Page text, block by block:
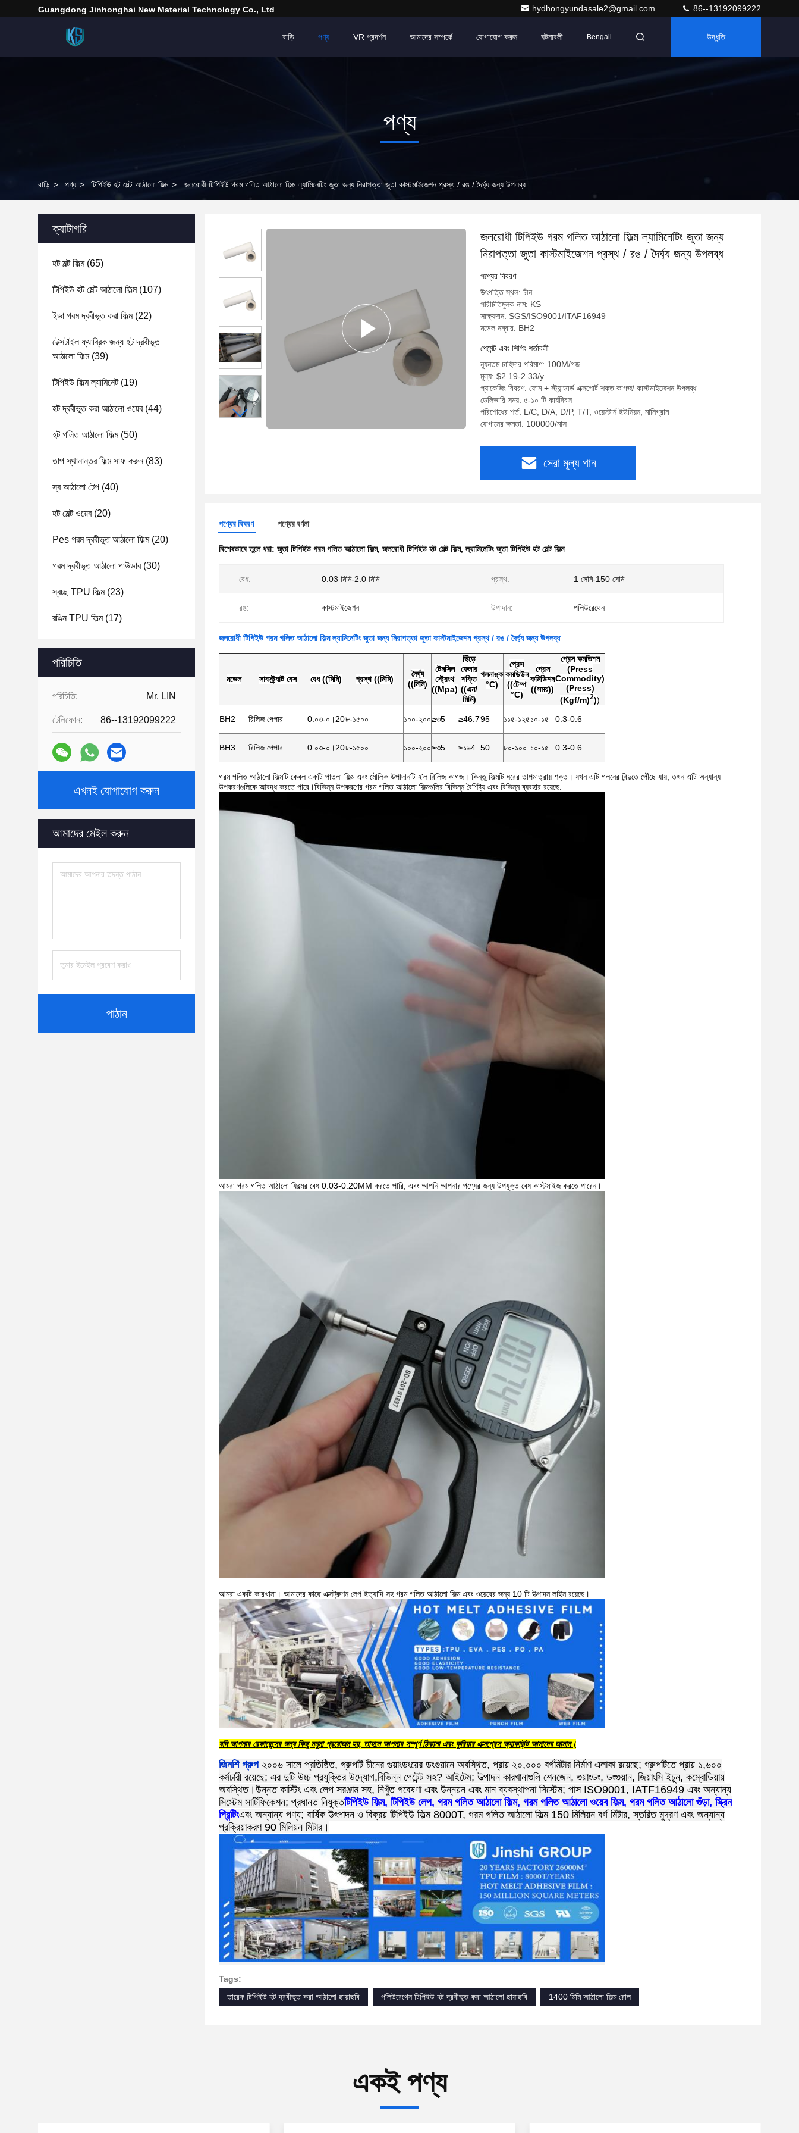
Guangdong Jinhonghai New Material Technology Co., Ltd hydhongyundasale2@gmail.com 86--13192099222
বাড়ি পণ্য VR প্রদর্শন আমাদের সম্পর্কে যোগাযোগ করুন ঘটনাবলী Bengali উদ্ধৃতি
পণ্য
বাড়ি > পণ্য > টিপিইউ হট মেল্ট আঠালো ফিল্ম > জলরোধী টিপিইউ গরম গলিত আঠালো ফিল্ম ল্যামিনেটিং জুতা জন্য নিরাপত্তা জুতা কাস্টমাইজেশন প্রস্থ / রঙ / দৈর্ঘ্য জন্য উপলব্ধ
ক্যাটাগরি
হট মল্ট ফিল্ম(65)
টিপিইউ হট মেল্ট আঠালো ফিল্ম(107)
ইভা গরম দ্রবীভূত করা ফিল্ম(22)
টেক্সটাইল ফ্যাব্রিক জন্য হট দ্রবীভূত
আঠালো ফিল্ম(39)
টিপিইউ ফিল্ম ল্যামিনেট(19)
হট দ্রবীভূত করা আঠালো ওয়েব(44)
হট গলিত আঠালো ফিল্ম(50)
তাপ স্থানান্তর ফিল্ম সাফ করুন(83)
স্ব আঠালো টেপ (40)
হট মেল্ট ওয়েব(20)
Pes গরম দ্রবীভূত আঠালো ফিল্ম(20)
গরম দ্রবীভূত আঠালো পাউডার(30)
স্বচ্ছ TPU ফিল্ম(23)
রঙিন TPU ফিল্ম(17)
পরিচিতি
পরিচিতি: Mr. LIN
টেলিফোন: 86--13192099222
এখনই যোগাযোগ করুন
আমাদের মেইল ​​করুন
পাঠান
জলরোধী টিপিইউ গরম গলিত আঠালো ফিল্ম ল্যামিনেটিং জুতা জন্য
নিরাপত্তা জুতা কাস্টমাইজেশন প্রস্থ / রঙ / দৈর্ঘ্য জন্য উপলব্ধ
পণ্যের বিবরণ
উৎপত্তি স্থল: চীন
পরিচিতিমুলক নাম: KS
সাক্ষ্যদান: SGS/ISO9001/ITAF16949
মডেল নম্বার: BH2
পেমেন্ট এবং শিপিং শর্তাবলী
ন্যূনতম চাহিদার পরিমাণ: 100M/গজ
মূল্য: $2.19-2.33/y
প্যাকেজিং বিবরণ: ফোম + স্ট্যান্ডার্ড এক্সপোর্ট শক্ত কাগজ/ কাস্টমাইজেশন উপলব্ধ
ডেলিভারি সময়: ৫-১০ টি কার্যদিবস
পরিশোধের শর্ত: L/C, D/A, D/P, T/T, ওয়েস্টার্ন ইউনিয়ন, মানিগ্রাম
যোগানের ক্ষমতা: 100000/মাস
সেরা মূল্য পান
পণ্যের বিবরণ পণ্যের বর্ণনা
বিশেষভাবে তুলে ধরা: জুতা টিপিইউ গরম গলিত আঠালো ফিল্ম, জলরোধী টিপিইউ হট মেল্ট ফিল্ম,ল্যামিনেটিং জুতা টিপিইউ হট মেল্ট ফিল্ম
বেধ: 0.03 মিমি-2.0 মিমি প্রস্থ: 1 সেমি-150 সেমি
রঙ: কাস্টমাইজেশন উপাদান: পলিউরেথেন
জলরোধী টিপিইউ গরম গলিত আঠালো ফিল্ম ল্যামিনেটিং জুতা জন্য নিরাপত্তা জুতা কাস্টমাইজেশন প্রস্থ / রঙ / দৈর্ঘ্য জন্য উপলব্ধ
মডেল সাবস্ট্র্যাট বেস বেধ ((মিমি) প্রস্থ ((মিমি)
দৈর্ঘ্য
((মিমি)
টেনসিল
স্ট্রেংথ
((Mpa)
ছিঁড়ে
ফেলার
শক্তি
((এন/
মিমি)
গলনাঙ্ক
°C)
প্রেস
কমডিউন
((টেম্প
°C)
প্রেস
কমিডিশন
((সময়))
প্রেস কমডিশন
(Press
Commodity)
(Press)
(Kgf/m)2))
BH2 রিলিজ পেপার 0.০৩-০।20৮-১৫০০ ১০০-২০০≥৩5 ≥46.795 ১১৫-১২৫১০-১৫ 0.3-0.6
BH3 রিলিজ পেপার 0.০৩-০।20৮-১৫০০ ১০০-২০০≥৩5 ≥১৬4 50 ৮০-১০০ ১০-১৫ 0.3-0.6
গরম গলিত আঠালো ফিল্মটি কেবল একটি পাতলা ফিল্ম এবং মৌলিক উপাদানটি হ'ল রিলিজ কাগজ। কিন্তু ফিল্মটি ঘরের তাপমাত্রায় শক্ত। যখন এটি গলনের বিন্দুতে পৌঁছে যায়, তখন এটি অন্যান্য
উপকরণগুলিকে আবদ্ধ করতে পারে।বিভিন্ন উপকরণের গরম গলিত আঠালো ফিল্মগুলির বিভিন্ন বৈশিষ্ট্য এবং বিভিন্ন ব্যবহার রয়েছে.
আমরা গরম গলিত আঠালো ফিল্মের বেধ 0.03-0.20MM করতে পারি, এবং আপনি আপনার পণ্যের জন্য উপযুক্ত বেধ কাস্টমাইজ করতে পারেন।
আমরা একটি কারখানা। আমাদের কাছে এক্সট্রুশন লেপ ইত্যাদি সহ গরম গলিত আঠালো ফিল্ম এবং ওয়েবের জন্য 10 টি উত্পাদন লাইন রয়েছে।
যদি আপনার রেফারেন্সের জন্য কিছু নমুনা প্রয়োজন হয়, তাহলে আপনার সম্পূর্ণ ঠিকানা এবং কুরিয়ার এক্সপ্রেস অ্যাকাউন্ট আমাদের জানান।
জিনশি গ্রুপ ২০০৬ সালে প্রতিষ্ঠিত, গ্রুপটি চীনের গুয়াংডংয়ের ডংগুয়ানে অবস্থিত, প্রায় ২০,০০০ বর্গমিটার নির্মাণ এলাকা রয়েছে; গ্রুপটিতে প্রায় ১,৬০০
কর্মচারী রয়েছে; এর দুটি উচ্চ প্রযুক্তির উদ্যোগ,বিভিন্ন পেটেন্ট সহ? আইটেম; উত্পাদন কারখানাগুলি শেনজেন, গুয়াংডং, ডংগুয়ান, জিয়াংসি ইচুন, কম্বোডিয়ায়
অবস্থিত।উন্নত কাস্টিং এবং লেপ সরঞ্জাম সহ, নিখুঁত গবেষণা এবং উন্নয়ন এবং মান ব্যবস্থাপনা সিস্টেম; পাস ISO9001, IATF16949 এবং অন্যান্য
সিস্টেম সার্টিফিকেশন; প্রধানত নিযুক্তটিপিইউ ফিল্ম, টিপিইউ লেপ, গরম গলিত আঠালো ফিল্ম, গরম গলিত আঠালো ওয়েব ফিল্ম, গরম গলিত আঠালো গুঁড়া, স্ক্রিন
প্রিন্টিংএবং অন্যান্য পণ্য; বার্ষিক উৎপাদন ও বিক্রয় টিপিইউ ফিল্ম 8000T, গরম গলিত আঠালো ফিল্ম 150 মিলিয়ন বর্গ মিটার, স্তরিত মুদ্রণ এবং অন্যান্য
প্রক্রিয়াকরণ 90 মিলিয়ন মিটার।
Tags:
তারেক টিপিইউ হট দ্রবীভূত করা আঠালো ছায়াছবি
পলিউরেথেন টিপিইউ হট দ্রবীভূত করা আঠালো ছায়াছবি 1400 মিমি আঠালো ফিল্ম রোল
একই পণ্য